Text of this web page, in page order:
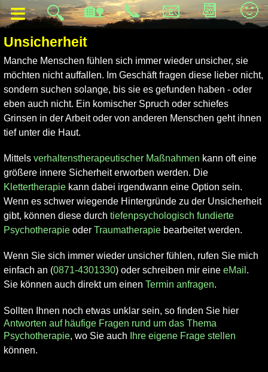
≡ 🔍 🏡 📞 📧 📆 🙂
Unsicherheit
Manche Menschen fühlen sich immer wieder unsicher, sie
möchten nicht auffallen. Im Geschäft fragen diese lieber nicht,
sondern suchen solange, bis sie es gefunden haben - oder
eben auch nicht. Ein komischer Spruch oder schiefes
Grinsen in der Arbeit oder von anderen Menschen geht ihnen
tief unter die Haut.
Mittelsverhaltenstherapeutischer Maßnahmen kann oft eine
größere innere Sicherheit erworben werden. Die
Klettertherapie kann dabei irgendwann eine Option sein.
Wenn es schwer wiegende Hintergründe zu der Unsicherheit
gibt, können diese durchtiefenpsychologisch fundierte
Psychotherapie oderTraumatherapie bearbeitet werden.
Wenn Sie sich immer wieder unsicher fühlen, rufen Sie mich
einfach an (0871-4301330) oder schreiben mir eineeMail .
Sie können auch direkt um einenTermin anfragen.
Sollten Ihnen noch etwas unklar sein, so finden Sie hier
Antworten auf häufige Fragen rund um das Thema
Psychotherapie, wo Sie auch
Ihre eigene Frage stellen
können.